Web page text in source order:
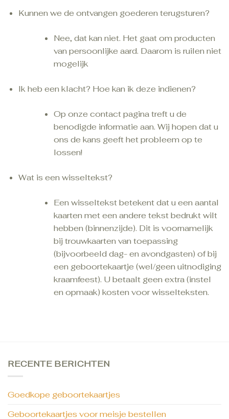
Kunnen we de ontvangen goederen terugsturen?
Nee, dat kan niet. Het gaat om producten
van persoonlijke aard. Daarom is ruilen niet
mogelijk
Ik heb een klacht? Hoe kan ik deze indienen?
Op onze contact pagina treft u de
benodigde informatie aan. Wij hopen dat u
ons de kans geeft het probleem op te
lossen!
Wat is een wisseltekst?
Een wisseltekst betekent dat u een aantal
kaarten met een andere tekst bedrukt wilt
hebben (binnenzijde). Dit is voornamelijk
bij trouwkaarten van toepassing
(bijvoorbeeld dag- en avondgasten) of bij
een geboortekaartje (wel/geen uitnodiging
kraamfeest). U betaalt geen extra (instel
en opmaak) kosten voor wisselteksten.
RECENTE BERICHTEN
Goedkope geboortekaartjes
Geboortekaartjes voor meisje bestellen